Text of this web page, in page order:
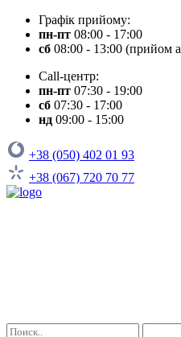
Графік прийому:
пн-пт 08:00 - 17:00
сб 08:00 - 13:00 (прийом
Call-центр:
пн-пт 07:30 - 19:00
сб 07:30 - 17:00
нд 09:00 - 15:00
+38 (050) 402 01 93
+38 (067) 720 70 77